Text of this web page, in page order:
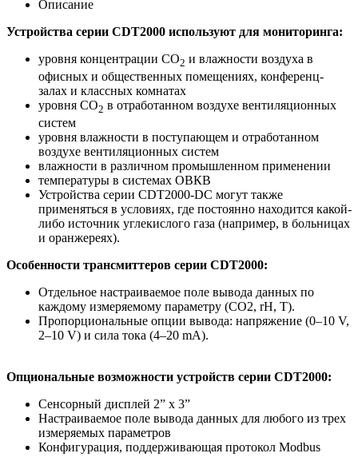
Описание
Устройства серии CDT2000 используют для мониторинга:
уровня концентрации CO2 и влажности воздуха в
офисных и общественных помещениях, конференц-
залах и классных комнатах
уровня CO2 в отработанном воздухе вентиляционных
систем
уровня влажности в поступающем и отработанном
воздухе вентиляционных систем
влажности в различном промышленном применении
температуры в системах ОВКВ
Устройства серии CDT2000-DC могут также
применяться в условиях, где постоянно находится какой-
либо источник углекислого газа (например, в больницах
и оранжереях).
Особенности трансмиттеров серии CDT2000:
Отдельное настраиваемое поле вывода данных по
каждому измеряемому параметру (CO2, rH, T).
Пропорциональные опции вывода: напряжение (0–10 V,
2–10 V) и сила тока (4–20 mA).
Опциональные возможности устройств серии CDT2000:
Сенсорный дисплей 2” x 3”
Настраиваемое поле вывода данных для любого из трех
измеряемых параметров
Конфигурация, поддерживающая протокол Modbus